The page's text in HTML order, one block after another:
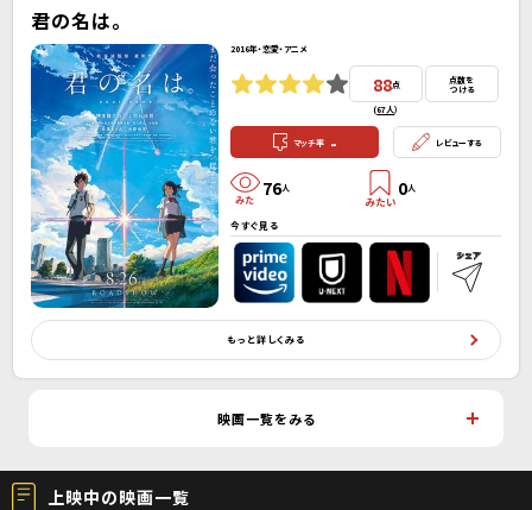
君の名は。
2016年・恋愛・アニメ
88点
(67人）
点数を
つける
マッチ率 - レビューする
76人 0人
今すぐ見る
もっと詳しくみる
映画一覧をみる
上映中の映画一覧